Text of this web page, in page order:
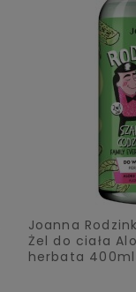
Joanna
Żel do ciała
herbata 400ml